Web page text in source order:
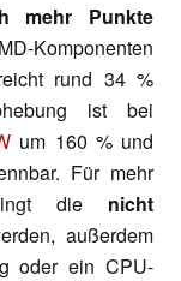
mehr Punkte
rund 34 %
ist bei
um 160 % und
Für mehr
die nicht
außerdem
oder ein CPU-